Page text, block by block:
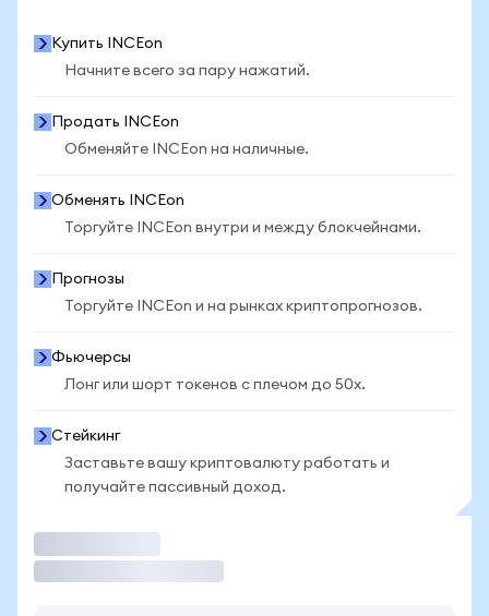
Купить INCEon
Начните всего за пару нажатий.
Продать INCEon
Обменяйте INCEon на наличные.
Обменять INCEon
Торгуйте INCEon внутри и между блокчейнами.
Прогнозы
Торгуйте INCEon и на рынках криптопрогнозов.
Фьючерсы
Лонг или шорт токенов с плечом до 50x.
Стейкинг
Заставьте вашу криптовалюту работать и
получайте пассивный доход.